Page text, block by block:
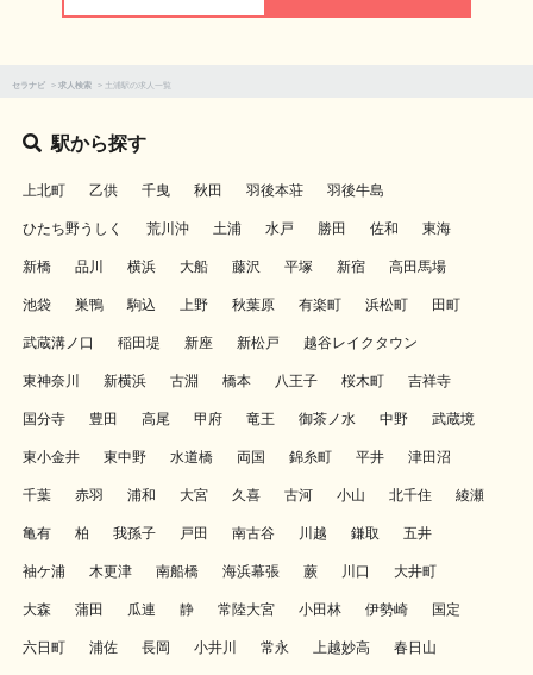
セラナビ > 求人検索 > 土浦駅の求人一覧
駅から探す
上北町 乙供 千曳 秋田 羽後本荘 羽後牛島
ひたち野うしく 荒川沖 土浦 水戸 勝田 佐和 東海
新橋 品川 横浜 大船 藤沢 平塚 新宿 高田馬場
池袋 巣鴨 駒込 上野 秋葉原 有楽町 浜松町 田町
武蔵溝ノ口 稲田堤 新座 新松戸 越谷レイクタウン
東神奈川 新横浜 古淵 橋本 八王子 桜木町 吉祥寺
国分寺 豊田 高尾 甲府 竜王 御茶ノ水 中野 武蔵境
東小金井 東中野 水道橋 両国 錦糸町 平井 津田沼
千葉 赤羽 浦和 大宮 久喜 古河 小山 北千住 綾瀬
亀有 柏 我孫子 戸田 南古谷 川越 鎌取 五井
袖ケ浦 木更津 南船橋 海浜幕張 蕨 川口 大井町
大森 蒲田 瓜連 静 常陸大宮 小田林 伊勢崎 国定
六日町 浦佐 長岡 小井川 常永 上越妙高 春日山